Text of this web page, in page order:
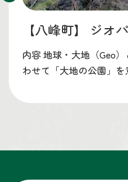
【八峰町】 ジオ
内容 地球・大地（Geo
わせて「大地の公園」